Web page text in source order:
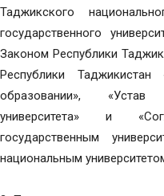
Таджикского
государственного
Законом Республики
Республики
образовании», «Устав
университета» и
государственным
национальным